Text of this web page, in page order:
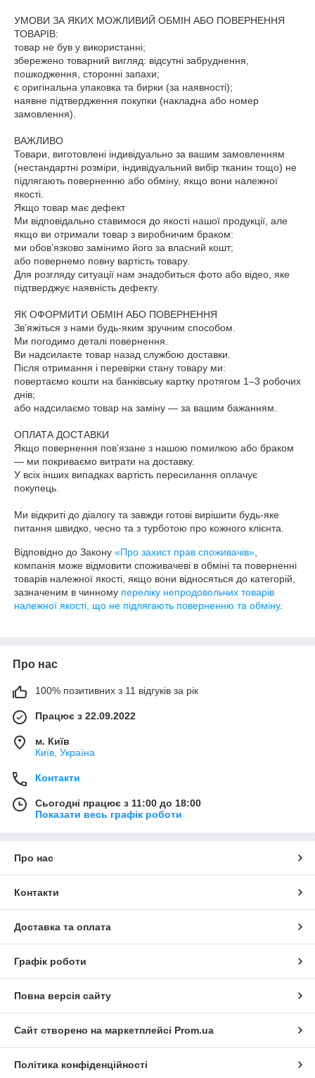
УМОВИ ЗА ЯКИХ МОЖЛИВИЙ ОБМІН АБО ПОВЕРНЕННЯ
ТОВАРІВ:
товар не був у використанні;
збережено товарний вигляд: відсутні забруднення,
пошкодження, сторонні запахи;
є оригінальна упаковка та бирки (за наявності);
наявне підтвердження покупки (накладна або номер
замовлення).
ВАЖЛИВО
Товари, виготовлені індивідуально за вашим замовленням
(нестандартні розміри, індивідуальний вибір тканин тощо) не
підлягають поверненню або обміну, якщо вони належної
якості.
Якщо товар має дефект
Ми відповідально ставимося до якості нашої продукції, але
якщо ви отримали товар з виробничим браком:
ми обов’язково замінимо його за власний кошт;
або повернемо повну вартість товару.
Для розгляду ситуації нам знадобиться фото або відео, яке
підтверджує наявність дефекту.
ЯК ОФОРМИТИ ОБМІН АБО ПОВЕРНЕННЯ
Зв’яжіться з нами будь-яким зручним способом.
Ми погодимо деталі повернення.
Ви надсилаєте товар назад службою доставки.
Після отримання і перевірки стану товару ми:
повертаємо кошти на банківську картку протягом 1–3 робочих
днів;
або надсилаємо товар на заміну — за вашим бажанням.
ОПЛАТА ДОСТАВКИ
Якщо повернення пов’язане з нашою помилкою або браком
— ми покриваємо витрати на доставку.
У всіх інших випадках вартість пересилання оплачує
покупець.
Ми відкриті до діалогу та завжди готові вирішити будь-яке
питання швидко, чесно та з турботою про кожного клієнта.
Відповідно до Закону «Про захист прав споживачів»
компанія може відмовити споживачеві в обміні та поверненні
товарів належної якості, якщо вони відносяться до категорій,
зазначеним в чинному переліку непродовольчих товарів
належної якості, що не підлягають поверненню та обміну.
Про нас
100% позитивних з 11 відгуків за рік
Працює з 22.09.2022
м. Київ
Київ, Україна
Контакти
Сьогодні працює з 11:00 до 18:00
Показати весь графік роботи
Про нас
Контакти
Доставка та оплата
Графік роботи
Повна версія сайту
Сайт створено на маркетплейсі Prom.ua
Політика конфіденційності